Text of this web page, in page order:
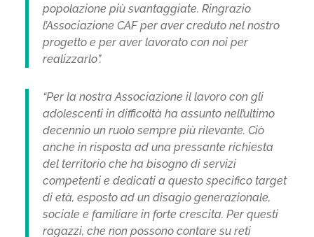
popolazione più svantaggiate. Ringrazio
l’Associazione CAF per aver creduto nel nostro
progetto e per aver lavorato con noi per
realizzarlo”.
“Per la nostra Associazione il lavoro con gli
adolescenti in difficoltà ha assunto nell’ultimo
decennio un ruolo sempre più rilevante. Ciò
anche in risposta ad una pressante richiesta
del territorio che ha bisogno di servizi
competenti e dedicati a questo specifico target
di età, esposto ad un disagio generazionale,
sociale e familiare in forte crescita. Per questi
ragazzi, che non possono contare su reti